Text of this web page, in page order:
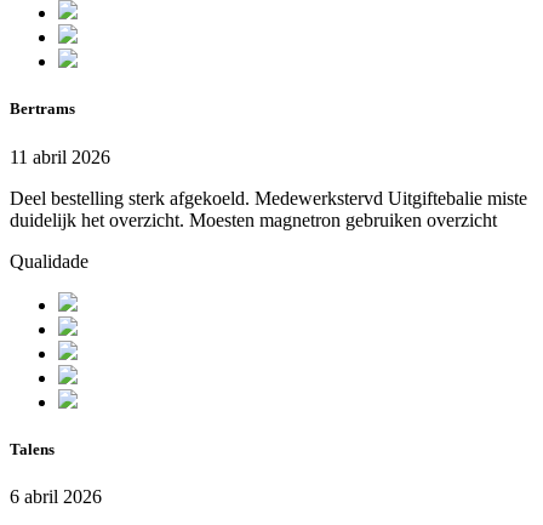
Bertrams
11 abril 2026
Deel bestelling sterk afgekoeld. Medewerkstervd Uitgiftebalie miste
duidelijk het overzicht. Moesten magnetron gebruiken overzicht
Qualidade
Talens
6 abril 2026